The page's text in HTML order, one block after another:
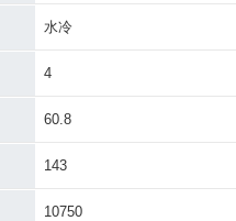
水冷
4
60.8
143
10750